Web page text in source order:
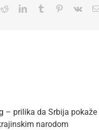
RedditLinkedInTumblr Pinterest
Vk
– prilika da Srbija pokaže
narodom